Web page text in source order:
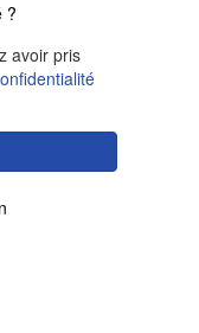
?
avoir pris